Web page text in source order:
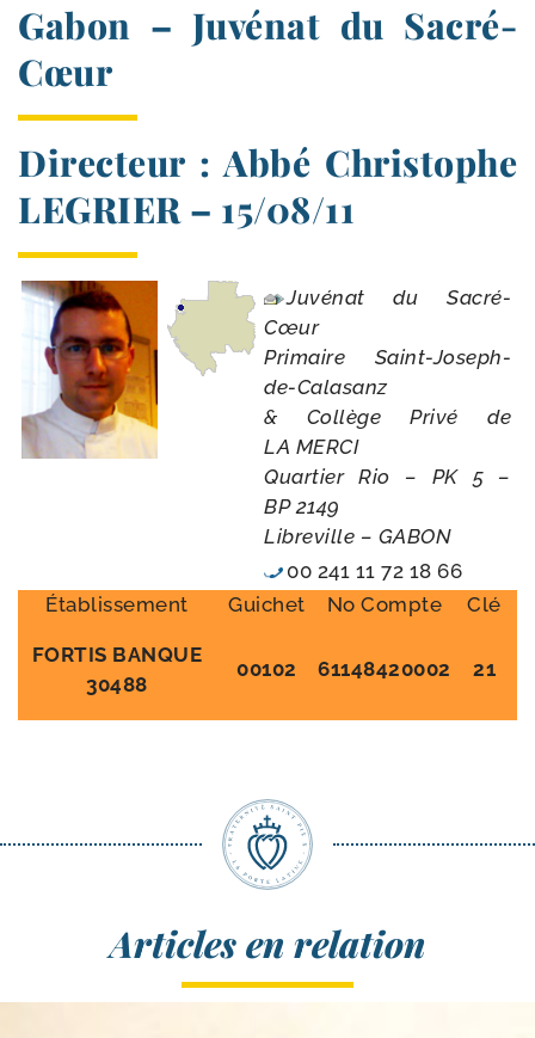
Gabon – Juvénat du Sacré-
Cœur
Directeur : Abbé Christophe
LEGRIER – 15/​08/​11
Juvénat du Sacré-
Cœur
Primaire Saint-Joseph-
de-Calasanz
& Collège Privé de
LA MERCI
Quartier Rio – PK 5 –
BP 2149
Libreville – GABON
00 241 11 72 18 66
Établissement
Guichet No Compte Clé
FORTIS BANQUE
30488
00102 61148420002 21
Articles en relation